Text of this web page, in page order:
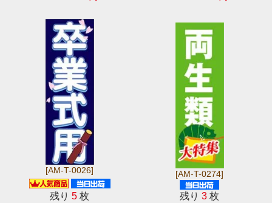
[AM-T-0026]
残り5 枚
[AM-T-0274]
残り3 枚